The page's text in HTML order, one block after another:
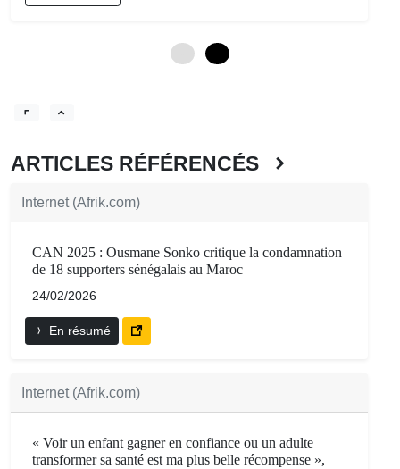
ARTICLES RÉFÉRENCÉS
Internet (Afrik.com)
CAN 2025 : Ousmane Sonko critique la condamnation
de 18 supporters sénégalais au Maroc
24/02/2026
En résumé
Internet (Afrik.com)
« Voir un enfant gagner en confiance ou un adulte
transformer sa santé est ma plus belle récompense »,